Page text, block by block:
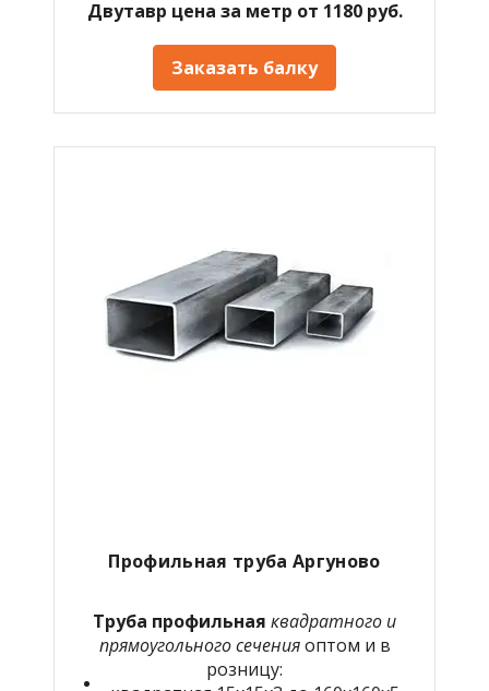
Двутавр цена за метр от 1180 руб.
Заказать балку
Профильная труба Аргуново
Труба профильная квадратного и
прямоугольного сеченияоптом и в
розницу: